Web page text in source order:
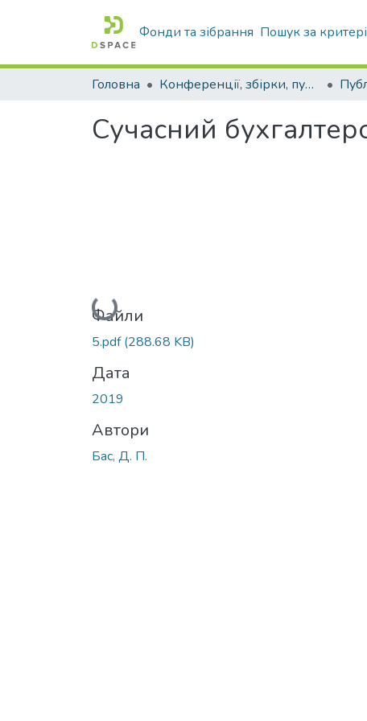
Фонди та зібрання Пошук за
Головна Конференції, збірки, публікації молодих вчених і здобувачів : магістрів, бакалаврів, аспірантів.
Сучасний
Вантажиться...
Файли
5.pdf(288.68 KB)
Дата
2019
Автори
Бас, Д. П.